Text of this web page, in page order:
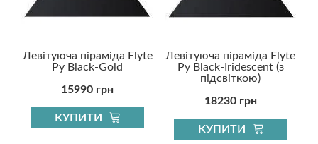
Левітуюча піраміда Flyte
Py Black-Gold
15990 грн
КУПИТИ
Левітуюча піраміда Flyte
Py Black-Iridescent (з
підсвіткою)
18230 грн
КУПИТИ